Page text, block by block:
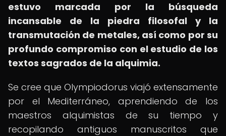
estuvo marcada por la búsqueda
incansable de la piedra filosofal y la
transmutación de metales, así como por su
profundo compromiso con el estudio de los
textos sagrados de la alquimia.
Se cree que Olympiodorus viajó extensamente
por el Mediterráneo, aprendiendo de los
maestros alquimistas de su tiempo y
recopilando antiguos manuscritos que